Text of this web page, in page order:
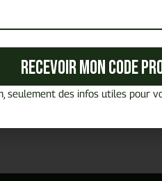
Notre
Pause
Recevoir mon code
seulement des infos utiles pour